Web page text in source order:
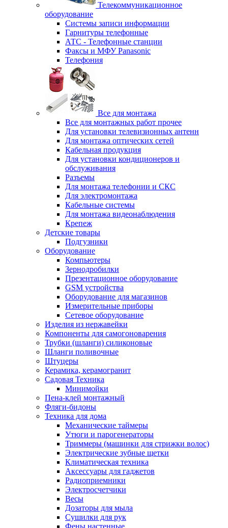
Телекоммуникационное
оборудование
Системы записи информации
Гарнитуры телефонные
АТС - Телефонные станции
Факсы и МФУ Panasonic
Телефония
Все для монтажа
Все для монтажных работ прочее
Для установки телевизионных антенн
Для монтажа оптических сетей
Кабельная продукция
Для установки кондиционеров и
обслуживания
Разъемы
Для монтажа телефонии и СКС
Для электромонтажа
Кабельные системы
Для монтажа видеонаблюдения
Крепеж
Детские товары
Подгузники
Оборудование
Компьютеры
Зернодробилки
Презентационное оборудование
GSM устройства
Оборудование для магазинов
Измерительные приборы
Сетевое оборудование
Изделия из нержавейки
Компоненты для самогоноварения
Трубки (шланги) силиконовые
Шланги поливочные
Штуцеры
Керамика, керамогранит
Садовая Техника
Минимойки
Пена-клей монтажный
Фляги-бидоны
Техника для дома
Механические таймеры
Утюги и парогенераторы
Триммеры (машинки для стрижки волос)
Электрические зубные щетки
Климатическая техника
Аксессуары для гаджетов
Радиоприемники
Электросчетчики
Весы
Дозаторы для мыла
Сушилки для рук
Фены настенные